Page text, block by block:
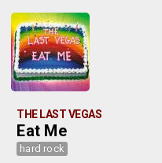
THE LAST VEGAS
Eat Me
hard rock